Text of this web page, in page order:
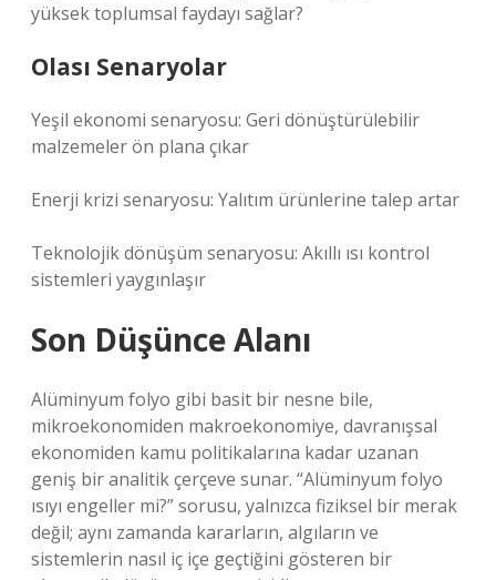
yüksek toplumsal faydayı sağlar?
Olası Senaryolar
Yeşil ekonomi senaryosu: Geri dönüştürülebilir
malzemeler ön plana çıkar
Enerji krizi senaryosu: Yalıtım ürünlerine talep artar
Teknolojik dönüşüm senaryosu: Akıllı ısı kontrol
sistemleri yaygınlaşır
Son Düşünce Alanı
Alüminyum folyo gibi basit bir nesne bile,
mikroekonomiden makroekonomiye, davranışsal
ekonomiden kamu politikalarına kadar uzanan
geniş bir analitik çerçeve sunar. “Alüminyum folyo
ısıyı engeller mi?” sorusu, yalnızca fiziksel bir merak
değil; aynı zamanda kararların, algıların ve
sistemlerin nasıl iç içe geçtiğini gösteren bir